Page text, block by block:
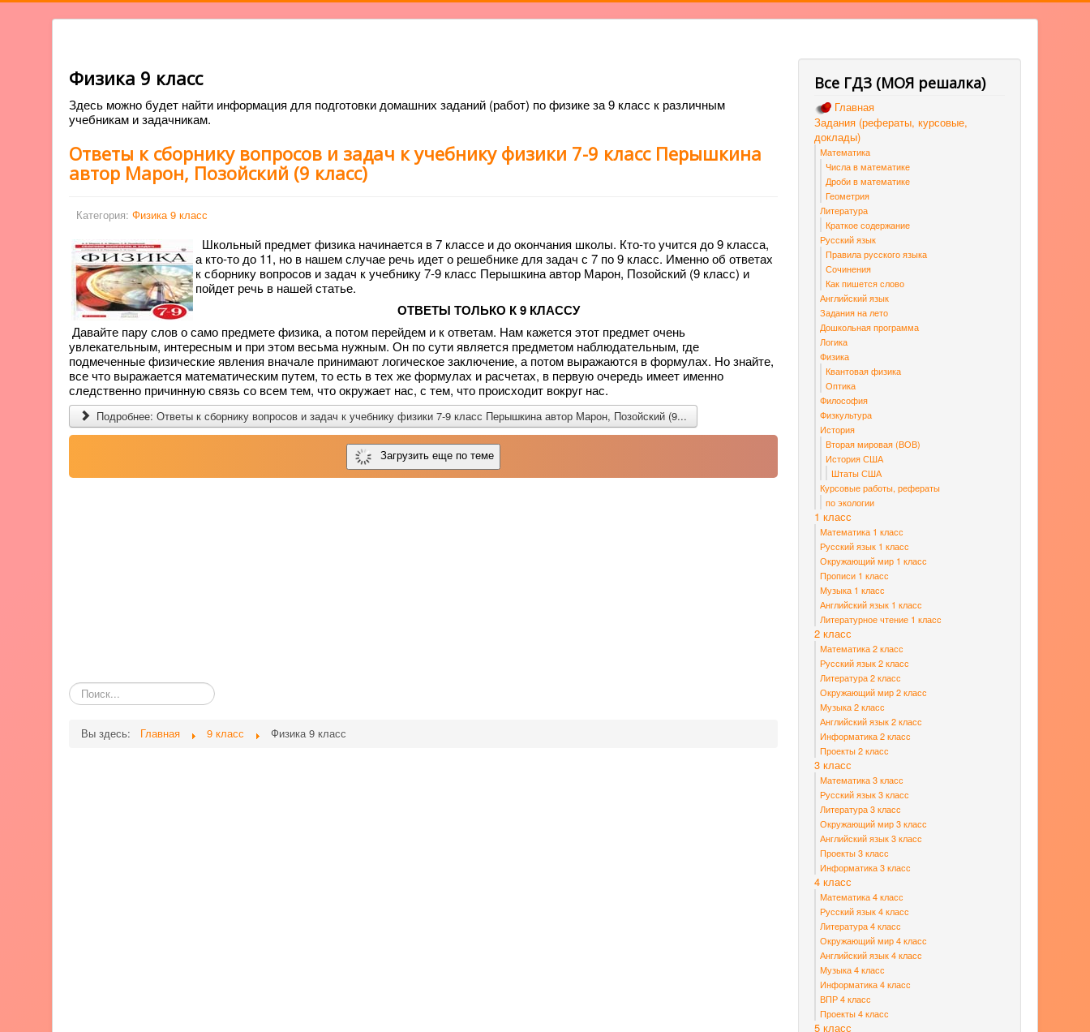
Физика 9 класс
Здесь можно будет найти информация для подготовки домашних заданий (работ) по физике за 9 класс к различным
учебникам и задачникам.
Ответы к сборнику вопросов и задач к учебнику физики 7-9 класс Перышкина
автор Марон, Позойский (9 класс)
Категория:Физика 9 класс
Школьный предмет физика начинается в 7 классе и до окончания школы. Кто-то учится до 9 класса,
а кто-то до 11, но в нашем случае речь идет о решебнике для задач с 7 по 9 класс. Именно об ответах
к сборнику вопросов и задач к учебнику 7-9 класс Перышкина автор Марон, Позойский (9 класс) и
пойдет речь в нашей статье.
ОТВЕТЫ ТОЛЬКО К 9 КЛАССУ
Давайте пару слов о само предмете физика, а потом перейдем и к ответам. Нам кажется этот предмет очень
увлекательным, интересным и при этом весьма нужным. Он по сути является предметом наблюдательным, где
подмеченные физические явления вначале принимают логическое заключение, а потом выражаются в формулах. Но знайте,
все что выражается математическим путем, то есть в тех же формулах и расчетах, в первую очередь имеет именно
следственно причинную связь со всем тем, что окружает нас, с тем, что происходит вокруг нас.
Подробнее: Ответы к сборнику вопросов и задач к учебнику физики 7-9 класс Перышкина автор Марон, Позойский (9...
Загрузить еще по теме
Поиск
по
Вы здесь:
Главная 9 класс Физика 9 класс
Все ГДЗ (МОЯ решалка)
Главная
Задания (рефераты, курсовые,
доклады)
Математика
Числа в математике
Дроби в математике
Геометрия
Литература
Краткое содержание
Русский язык
Правила русского языка
Сочинения
Как пишется слово
Английский язык
Задания на лето
Дошкольная программа
Логика
Физика
Квантовая физика
Оптика
Философия
Физкультура
История
Вторая мировая (ВОВ)
История США
Штаты США
Курсовые работы, рефераты
по экологии
1 класс
Математика 1 класс
Русский язык 1 класс
Окружающий мир 1 класс
Прописи 1 класс
Музыка 1 класс
Английский язык 1 класс
Литературное чтение 1 класс
2 класс
Математика 2 класс
Русский язык 2 класс
Литература 2 класс
Окружающий мир 2 класс
Музыка 2 класс
Английский язык 2 класс
Информатика 2 класс
Проекты 2 класс
3 класс
Математика 3 класс
Русский язык 3 класс
Литература 3 класс
Окружающий мир 3 класс
Английский язык 3 класс
Проекты 3 класс
Информатика 3 класс
4 класс
Математика 4 класс
Русский язык 4 класс
Литература 4 класс
Окружающий мир 4 класс
Английский язык 4 класс
Музыка 4 класс
Информатика 4 класс
ВПР 4 класс
Проекты 4 класс
5 класс